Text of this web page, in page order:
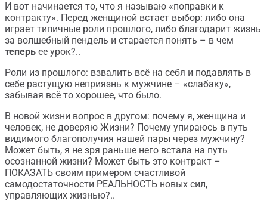
И вот начинается то, что я называю «поправки к
контракту». Перед женщиной встает выбор: либо она
играет типичные роли прошлого, либо благодарит жизнь
за волшебный пендель и старается понять – в чем
теперь ее урок?..
Роли из прошлого: взвалить всё на себя и подавлять в
себе растущую неприязнь к мужчине – «слабаку»,
забывая всё то хорошее, что было.
В новой жизни вопрос в другом: почему я, женщина и
человек, не доверяю Жизни? Почему упираюсь в путь
видимого благополучия нашей пары через мужчину?
Может быть, я не зря раньше него встала на путь
осознанной жизни? Может быть это контракт –
ПОКАЗАТЬ своим примером счастливой
самодостаточности РЕАЛЬНОСТЬ новых сил,
управляющих жизнью?..